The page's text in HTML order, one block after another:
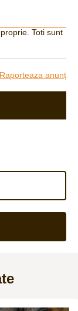
Toti sunt
Raporteaza anunț